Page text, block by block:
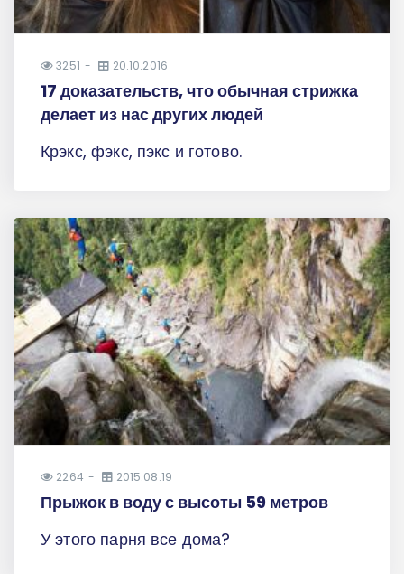
3251 20.10.2016
17 доказательств, что обычная стрижка
делает из нас других людей
Крэкс, фэкс, пэкс и готово.
2264 2015.08.19
Прыжок в воду с высоты 59 метров
У этого парня все дома?